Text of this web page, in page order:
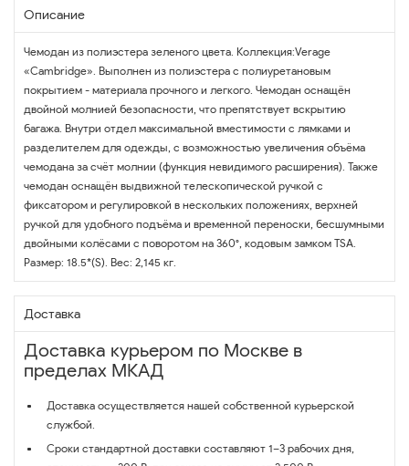
Описание
Чемодан из полиэстера зеленого цвета. Коллекция:Verage
«Cambridge». Выполнен из полиэстера с полиуретановым
покрытием - материала прочного и легкого. Чемодан оснащён
двойной молнией безопасности, что препятствует вскрытию
багажа. Внутри отдел максимальной вместимости с лямками и
разделителем для одежды, с возможностью увеличения объёма
чемодана за счёт молнии (функция невидимого расширения). Также
чемодан оснащён выдвижной телескопической ручкой с
фиксатором и регулировкой в нескольких положениях, верхней
ручкой для удобного подъёма и временной переноски, бесшумными
двойными колёсами с поворотом на 360°, кодовым замком TSA.
Размер: 18.5*(S). Вес: 2,145 кг.
Доставка
Доставка курьером по Москве в
пределах МКАД
Доставка осуществляется нашей собственной курьерской
службой.
Сроки стандартной доставки составляют 1–3 рабочих дня,